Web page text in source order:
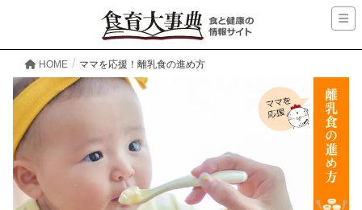
HOME ママを応援！離乳食の進め方